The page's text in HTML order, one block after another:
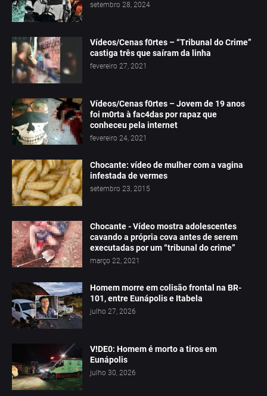
setembro 28, 2024
Vídeos/Cenas f0rtes – “Tribunal do Crime”
castiga três que saíram da linha
fevereiro 27, 2021
Vídeos/Cenas f0rtes – Jovem de 19 anos
foi m0rta à fac4das por rapaz que
conheceu pela internet
fevereiro 24, 2021
Chocante: vídeo de mulher com a vagina
infestada de vermes
setembro 23, 2015
Chocante - Vídeo mostra adolescentes
cavando a própria cova antes de serem
executadas por um “tribunal do crime”
março 22, 2021
Homem morre em colisão frontal na BR-
101, entre Eunápolis e Itabela
julho 27, 2026
V!DE0: Homem é morto a tiros em
Eunápolis
julho 30, 2026